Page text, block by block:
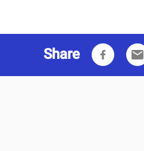
Share email